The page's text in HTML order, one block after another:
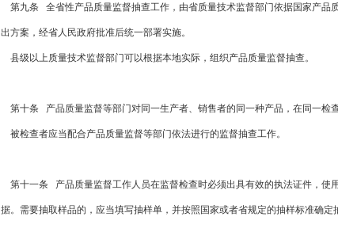
第九条 全省性产品质量监督抽查工作，由省质量技术监督部门依据国家产品
出方案，经省人民政府批准后统一部署实施。
县级以上质量技术监督部门可以根据本地实际，组织产品质量监督抽查。
第十条 产品质量监督等部门对同一生产者、销售者的同一种产品，在同一检
被检查者应当配合产品质量监督等部门依法进行的监督抽查工作。
第十一条 产品质量监督工作人员在监督检查时必须出具有效的执法证件，使
据。需要抽取样品的，应当填写抽样单，并按照国家或者省规定的抽样标准确定